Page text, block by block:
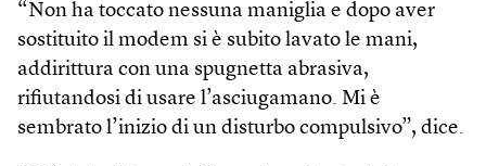
“Non ha toccato nessuna maniglia e dopo aver
sostituito il modem si è subito lavato le mani,
addirittura con una spugnetta abrasiva,
rifiutandosi di usare l’asciugamano. Mi è
sembrato l’inizio di un disturbo compulsivo”, dice.